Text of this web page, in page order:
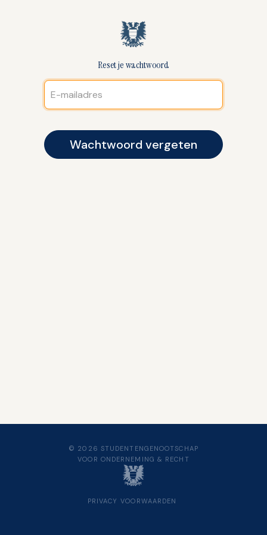
Reset je wachtwoord
Wachtwoord vergeten
© 2026 STUDENTENGENOOTSCHAP
VOOR ONDERNEMING & RECHT
PRIVACY VOORWAARDEN